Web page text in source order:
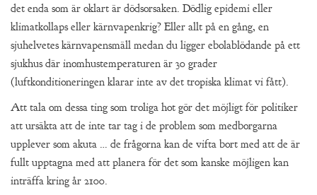
det enda som är oklart är dödsorsaken. Dödlig epidemi eller
klimatkollaps eller kärnvapenkrig? Eller allt på en gång, en
sjuhelvetes kärnvapensmäll medan du ligger ebolablödande på ett
sjukhus där inomhustemperaturen är 30 grader
(luftkonditioneringen klarar inte av det tropiska klimat vi fått).
Att tala om dessa ting som troliga hot gör det möjligt för politiker
att ursäkta att de inte tar tag i de problem som medborgarna
upplever som akuta … de frågorna kan de vifta bort med att de är
fullt upptagna med att planera för det som kanske möjligen kan
inträffa kring år 2100.